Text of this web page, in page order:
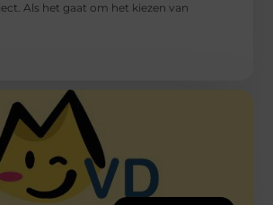
Als het gaat om het kiezen van